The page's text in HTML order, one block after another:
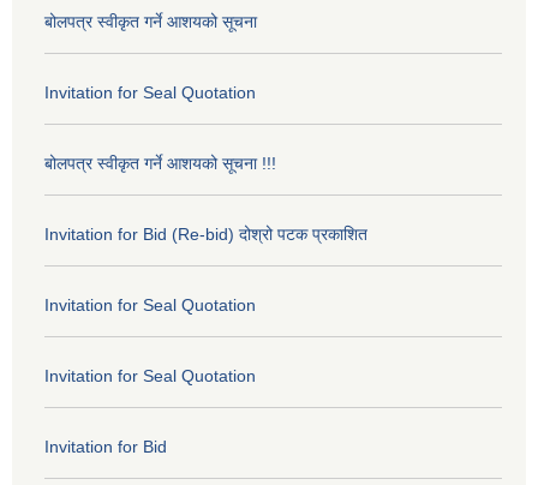
बोलपत्र स्वीकृत गर्ने आशयको सूचना
Invitation for Seal Quotation
बोलपत्र स्वीकृत गर्ने आशयको सूचना !!!
Invitation for Bid (Re-bid) दोश्रो पटक प्रकाशित
Invitation for Seal Quotation
Invitation for Seal Quotation
Invitation for Bid